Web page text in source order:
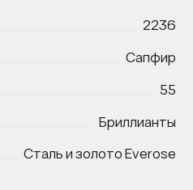
2236
Сапфир
55
Бриллианты
Сталь и золото Everose